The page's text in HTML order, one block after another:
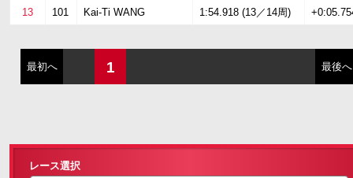
13 101 Kai-Ti WANG 1:54.918 (13／14周)
最初へ 1 最後へ
レース選択